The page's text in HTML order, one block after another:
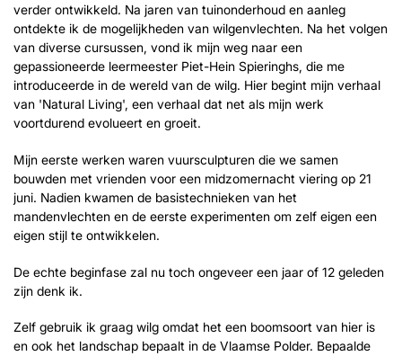
verder ontwikkeld. Na jaren van tuinonderhoud en aanleg
ontdekte ik de mogelijkheden van wilgenvlechten. Na het volgen
van diverse cursussen, vond ik mijn weg naar een
gepassioneerde leermeester Piet-Hein Spieringhs, die me
introduceerde in de wereld van de wilg. Hier begint mijn verhaal
van 'Natural Living', een verhaal dat net als mijn werk
voortdurend evolueert en groeit.
Mijn eerste werken waren vuursculpturen die we samen
bouwden met vrienden voor een midzomernacht viering op 21
juni. Nadien kwamen de basistechnieken van het
mandenvlechten en de eerste experimenten om zelf eigen een
eigen stijl te ontwikkelen.
De echte beginfase zal nu toch ongeveer een jaar of 12 geleden
zijn denk ik.
Zelf gebruik ik graag wilg omdat het een boomsoort van hier is
en ook het landschap bepaalt in de Vlaamse Polder. Bepaalde